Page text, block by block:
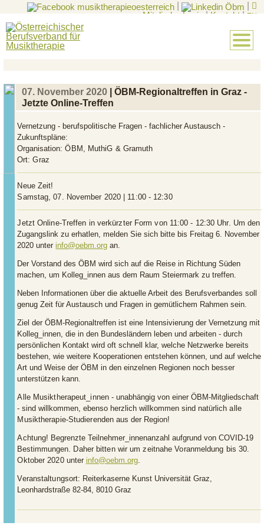
Mitglieder-Login
| Kontakt | EN
07. November 2020 | ÖBM-Regionaltreffen in Graz -
Jetzte Online-Treffen
Vernetzung - berufspolitische Fragen - fachlicher Austausch -
Zukunftspläne:
Organisation:ÖBM, MuthiG & Gramuth
Ort:Graz
Neue Zeit!
Samstag, 07. November 2020 | 11:00 - 12:30
Jetzt Online-Treffen in verkürzter Form von 11:00 - 12:30 Uhr. Um den
Zugangslink zu erhatlen, melden Sie sich bitte bis Freitag 6. November
2020 unterinfo@oebm.org an.
Der Vorstand des ÖBM wird sich auf die Reise in Richtung Süden
machen, um Kolleg_innen aus dem Raum Steiermark zu treffen.
Neben Informationen über die aktuelle Arbeit des Berufsverbandes soll
genug Zeit für Austausch und Fragen in gemütlichem Rahmen sein.
Ziel der ÖBM-Regionaltreffen ist eine Intensivierung der Vernetzung mit
Kolleg_innen, die in den Bundesländern leben und arbeiten - durch
persönlichen Kontakt wird oft schnell klar, welche Netzwerke bereits
bestehen, wie weitere Kooperationen entstehen können, und auf welche
Art und Weise der ÖBM in den einzelnen Regionen noch besser
unterstützen kann.
Alle Musiktherapeut_innen- unabhängig von einer ÖBM-Mitgliedschaft
- sind willkommen, ebenso herzlich willkommen sind natürlichalle
Musiktherapie-Studierenden aus der Region!
Achtung! Begrenzte Teilnehmer_innenanzahl aufgrund von COVID-19
Bestimmungen. Daher bitten wir um zeitnahe Voranmeldung bis 30.
Oktober 2020unter info@oebm.org.
Veranstaltungsort: Reiterkaserne Kunst Universität Graz,
Leonhardstraße 82-84, 8010 Graz